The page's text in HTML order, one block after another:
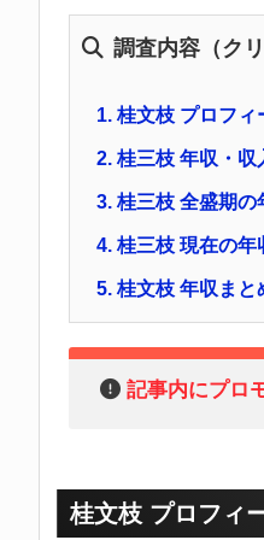
調査内容（ク
1. 桂文枝 プロフィ
2. 桂三枝 年収・収
3. 桂三枝 全盛期の
4. 桂三枝 現在の年
5. 桂文枝 年収まと
記事内にプロ
桂文枝 プロフィ